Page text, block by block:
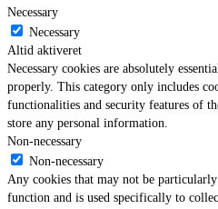
Necessary
Necessary
Altid aktiveret
Necessary cookies are absolutely
properly. This category only includes
functionalities and security features of
store any personal information.
Non-necessary
Non-necessary
Any cookies that may not be
function and is used specifically to